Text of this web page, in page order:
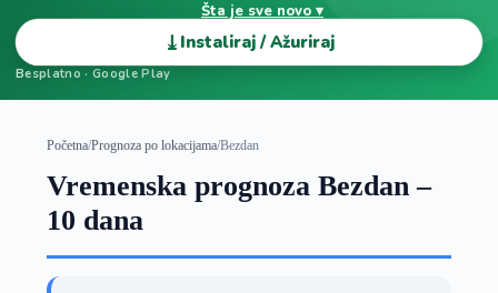
Šta je sve novo ▾
⤓ Instaliraj / Ažuriraj
Besplatno · Google Play
Početna/Prognoza po lokacijama/Bezdan
Vremenska prognoza Bezdan –
10 dana